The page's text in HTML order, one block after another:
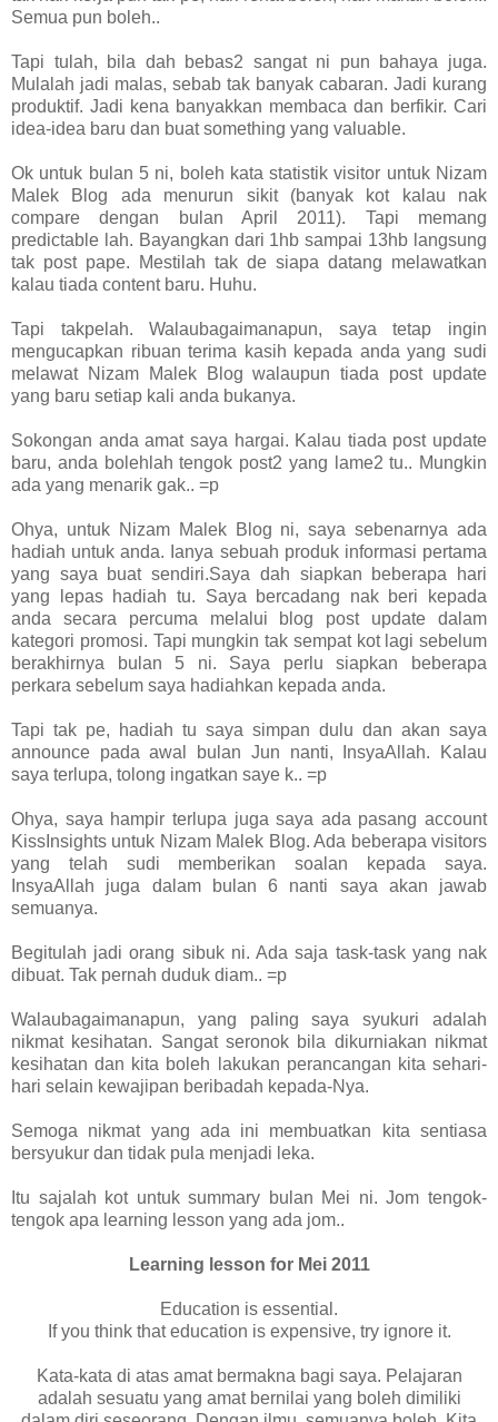
Semua pun boleh..
Tapi tulah, bila dah bebas2 sangat ni pun bahaya juga.
Mulalah jadi malas, sebab tak banyak cabaran. Jadi kurang
produktif. Jadi kena banyakkan membaca dan berfikir. Cari
idea-idea baru dan buat something yang valuable.
Ok untuk bulan 5 ni, boleh kata statistik visitor untuk Nizam
Malek Blog ada menurun sikit (banyak kot kalau nak
compare dengan bulan April 2011). Tapi memang
predictable lah. Bayangkan dari 1hb sampai 13hb langsung
tak post pape. Mestilah tak de siapa datang melawatkan
kalau tiada content baru. Huhu.
Tapi takpelah. Walaubagaimanapun, saya tetap ingin
mengucapkan ribuan terima kasih kepada anda yang sudi
melawat Nizam Malek Blog walaupun tiada post update
yang baru setiap kali anda bukanya.
Sokongan anda amat saya hargai. Kalau tiada post update
baru, anda bolehlah tengok post2 yang lame2 tu.. Mungkin
ada yang menarik gak.. =p
Ohya, untuk Nizam Malek Blog ni, saya sebenarnya ada
hadiah untuk anda. Ianya sebuah produk informasi pertama
yang saya buat sendiri.Saya dah siapkan beberapa hari
yang lepas hadiah tu. Saya bercadang nak beri kepada
anda secara percuma melalui blog post update dalam
kategori promosi. Tapi mungkin tak sempat kot lagi sebelum
berakhirnya bulan 5 ni. Saya perlu siapkan beberapa
perkara sebelum saya hadiahkan kepada anda.
Tapi tak pe, hadiah tu saya simpan dulu dan akan saya
announce pada awal bulan Jun nanti, InsyaAllah. Kalau
saya terlupa, tolong ingatkan saye k.. =p
Ohya, saya hampir terlupa juga saya ada pasang account
KissInsights untuk Nizam Malek Blog. Ada beberapa visitors
yang telah sudi memberikan soalan kepada saya.
InsyaAllah juga dalam bulan 6 nanti saya akan jawab
semuanya.
Begitulah jadi orang sibuk ni. Ada saja task-task yang nak
dibuat. Tak pernah duduk diam.. =p
Walaubagaimanapun, yang paling saya syukuri adalah
nikmat kesihatan. Sangat seronok bila dikurniakan nikmat
kesihatan dan kita boleh lakukan perancangan kita sehari-
hari selain kewajipan beribadah kepada-Nya.
Semoga nikmat yang ada ini membuatkan kita sentiasa
bersyukur dan tidak pula menjadi leka.
Itu sajalah kot untuk summary bulan Mei ni. Jom tengok-
tengok apa learning lesson yang ada jom..
Learning lesson for Mei 2011
Education is essential.
If you think that education is expensive, try ignore it.
Kata-kata di atas amat bermakna bagi saya. Pelajaran
adalah sesuatu yang amat bernilai yang boleh dimiliki